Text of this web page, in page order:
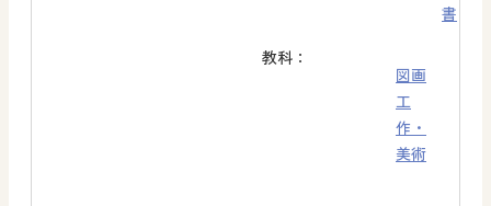
書
教科：
図画
工
作・
美術